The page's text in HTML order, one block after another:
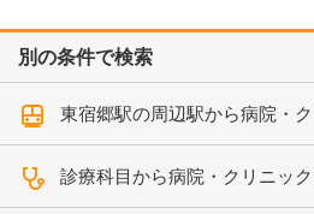
別の条件で検索
東宿郷駅の周辺駅から病院・
診療科目から病院・クリニッ